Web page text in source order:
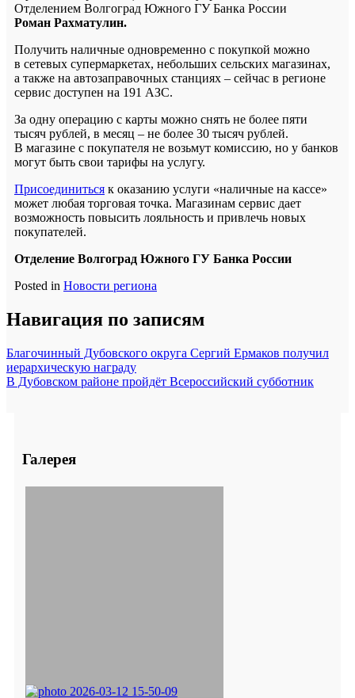
Отделением Волгоград Южного ГУ Банка России
Роман Рахматулин.
Получить наличные одновременно с покупкой можно
в сетевых супермаркетах, небольших сельских магазинах,
а также на автозаправочных станциях – сейчас в регионе
сервис доступен на 191 АЗС.
За одну операцию с карты можно снять не более пяти
тысяч рублей, в месяц – не более 30 тысяч рублей.
В магазине с покупателя не возьмут комиссию, но у банков
могут быть свои тарифы на услугу.
Присоединиться к оказанию услуги «наличные на кассе»
может любая торговая точка. Магазинам сервис дает
возможность повысить лояльность и привлечь новых
покупателей.
Отделение Волгоград Южного ГУ Банка России
Posted in Новости региона
Навигация по записям
Благочинный Дубовского округа Сергий Ермаков получил
иерархическую награду
В Дубовском районе пройдёт Всероссийский субботник
Галерея